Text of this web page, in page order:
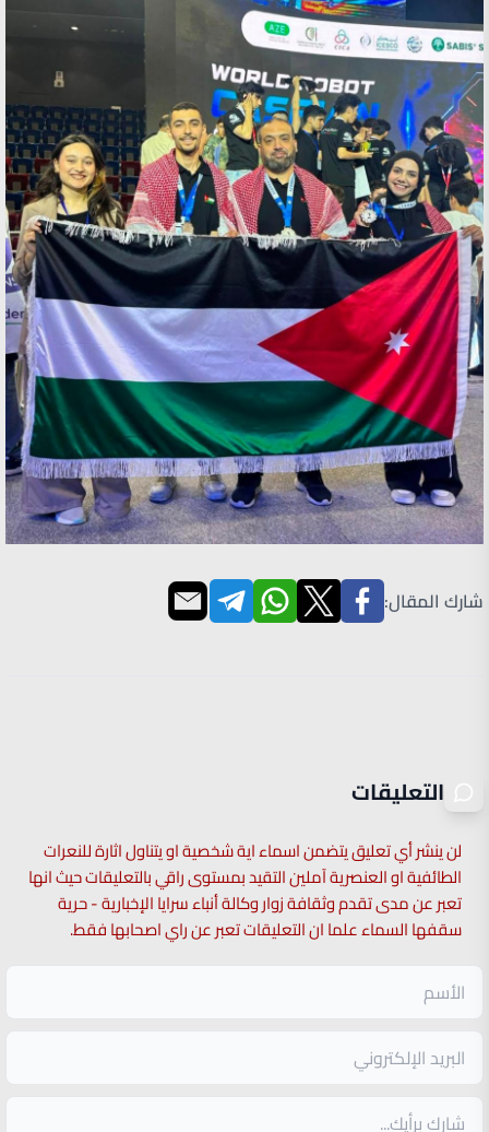
شارك المقال:
التعليقات
لن ينشر أي تعليق يتضمن اسماء اية شخصية او يتناول اثارة للنعرات
الطائفية او العنصرية آملين التقيد بمستوى راقي بالتعليقات حيث انها
تعبر عن مدى تقدم وثقافة زوار وكالة أنباء سرايا الإخبارية - حرية
سقفها السماء علما ان التعليقات تعبر عن راي اصحابها فقط.